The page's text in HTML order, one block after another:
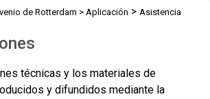
de Rotterdam > Aplicación > Asistencia
técnicas y los materiales de
y difundidos mediante la